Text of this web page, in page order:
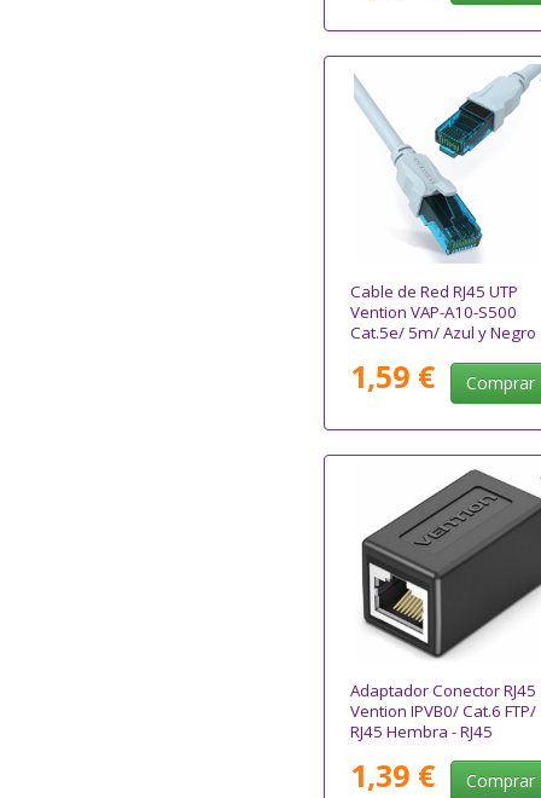
Cable de Red RJ45 UTP
Vention VAP-A10-S500
Cat.5e/ 5m/ Azul y Negro
1,59 € Comprar
Adaptador Conector RJ45
Vention IPVB0/ Cat.6 FTP/
RJ45 Hembra - RJ45
1,39 € Comprar